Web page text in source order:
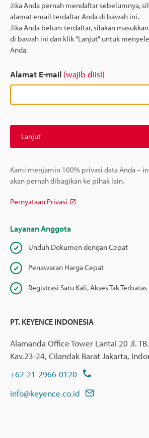
Jika Anda pernah mendaftar sebelumnya,
alamat email terdaftar Anda di bawah ini.
Jika Anda belum terdaftar, silakan
di bawah ini dan klik "Lanjut" untuk
Anda.
Alamat E-mail (wajib diisi)
Lanjut
Kami menjamin 100% privasi data Anda –
akan pernah dibagikan ke pihak lain.
Pernyataan Privasi
Layanan Anggota
Unduh Dokumen dengan Cepat
Penawaran Harga Cepat
Registrasi Satu Kali, Akses Tak Terbatas
PT. KEYENCE INDONESIA
Alamanda Office Tower Lantai 20 Jl.
Kav.23-24, Cilandak Barat Jakarta,
+62-21-2966-0120
info@keyence.co.id